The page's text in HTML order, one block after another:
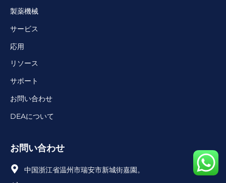
製薬機械
サービス
応用
リソース
サポート
お問い合わせ
DEAについて
お問い合わせ
中国浙江省温州市瑞安市新城街嘉園。